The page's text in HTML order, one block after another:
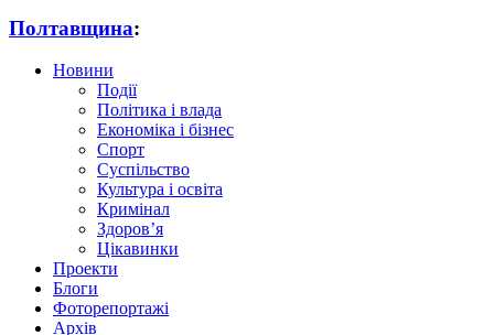
Полтавщина:
Новини
Події
Політика і влада
Економіка і бізнес
Спорт
Суспільство
Культура і освіта
Кримінал
Здоров’я
Цікавинки
Проекти
Блоги
Фоторепортажі
Архів